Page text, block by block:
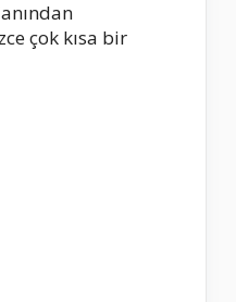
çok kısa bir